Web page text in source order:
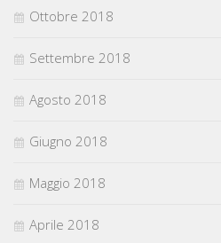
Ottobre 2018
Settembre 2018
Agosto 2018
Giugno 2018
Maggio 2018
Aprile 2018